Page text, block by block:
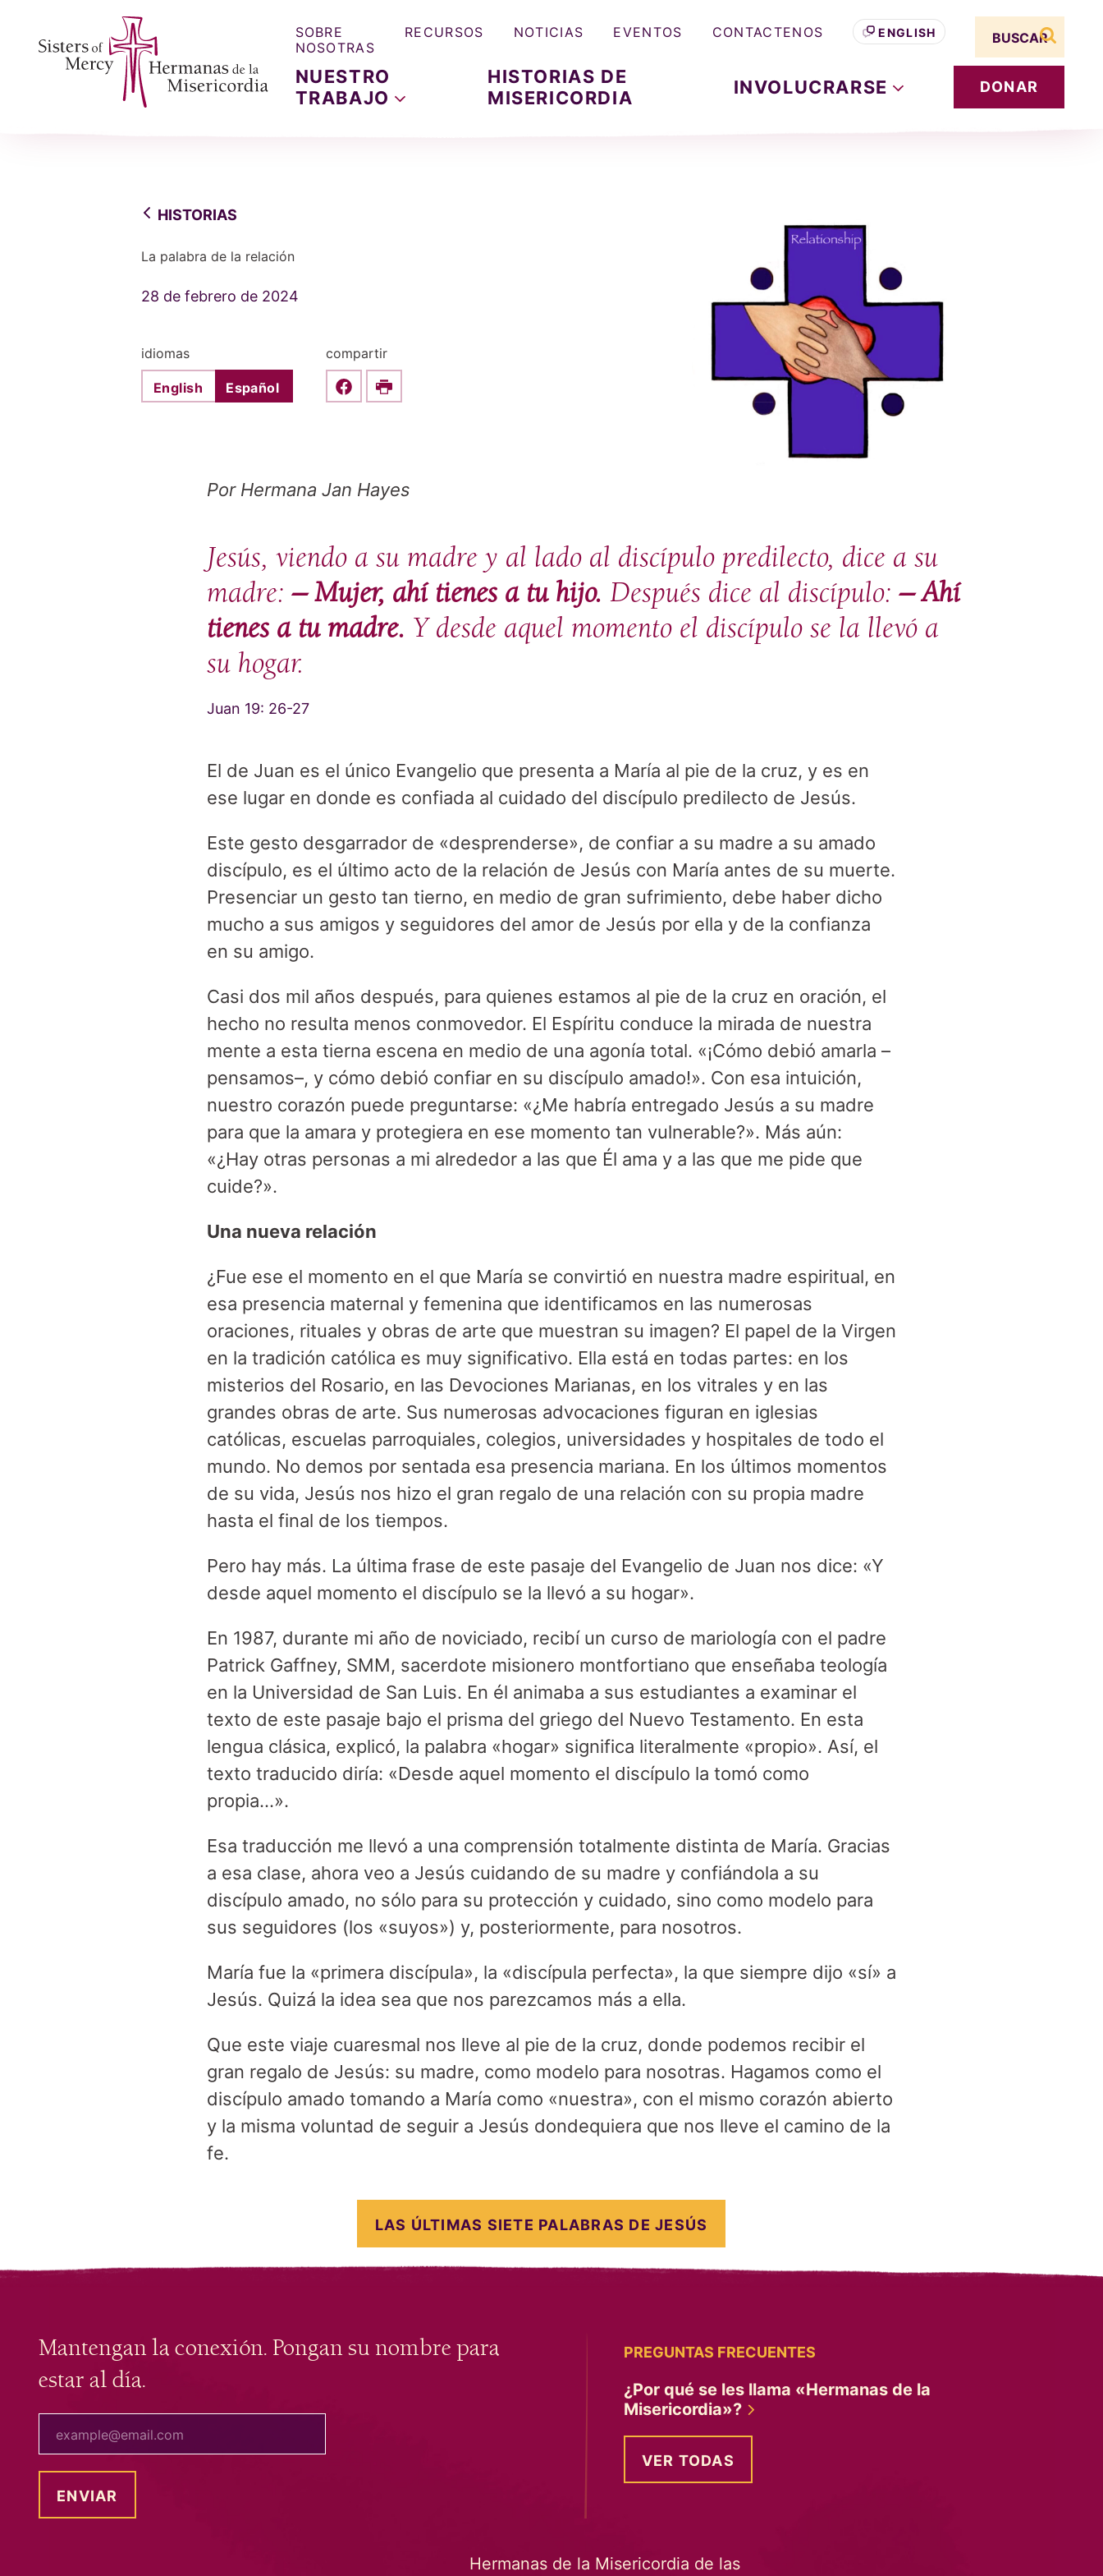
NUESTRO
TRABAJO
HISTORIAS DE
MISERICORDIA
INVOLUCRARSE DONAR
SOBRE
NOSOTRAS
RECURSOS NOTICIAS EVENTOS CONTACTENOS ENGLISH
Search term
buscar
HISTORIAS
La palabra de la relación
28 de febrero de 2024
idiomas
English Español
compartir
Share this on Facebook
Print
Por Hermana Jan Hayes
Jesús, viendo a su madre y al lado al discípulo predilecto, dice a su
madre:– Mujer, ahí tienes a tu hijo. Después dice al discípulo:– Ahí
tienes a tu madre. Y desde aquel momento el discípulo se la llevó a
su hogar.
Juan 19: 26-27
El de Juan es el único Evangelio que presenta a María al pie de la cruz, y es en
ese lugar en donde es confiada al cuidado del discípulo predilecto de Jesús.
Este gesto desgarrador de «desprenderse», de confiar a su madre a su amado
discípulo, es el último acto de la relación de Jesús con María antes de su muerte.
Presenciar un gesto tan tierno, en medio de gran sufrimiento, debe haber dicho
mucho a sus amigos y seguidores del amor de Jesús por ella y de la confianza
en su amigo.
Casi dos mil años después, para quienes estamos al pie de la cruz en oración, el
hecho no resulta menos conmovedor. El Espíritu conduce la mirada de nuestra
mente a esta tierna escena en medio de una agonía total. «¡Cómo debió amarla –
pensamos–, y cómo debió confiar en su discípulo amado!». Con esa intuición,
nuestro corazón puede preguntarse: «¿Me habría entregado Jesús a su madre
para que la amara y protegiera en ese momento tan vulnerable?». Más aún:
«¿Hay otras personas a mi alrededor a las que Él ama y a las que me pide que
cuide?».
Una nueva relación
¿Fue ese el momento en el que María se convirtió en nuestra madre espiritual, en
esa presencia maternal y femenina que identificamos en las numerosas
oraciones, rituales y obras de arte que muestran su imagen? El papel de la Virgen
en la tradición católica es muy significativo. Ella está en todas partes: en los
misterios del Rosario, en las Devociones Marianas, en los vitrales y en las
grandes obras de arte. Sus numerosas advocaciones figuran en iglesias
católicas, escuelas parroquiales, colegios, universidades y hospitales de todo el
mundo. No demos por sentada esa presencia mariana. En los últimos momentos
de su vida, Jesús nos hizo el gran regalo de una relación con su propia madre
hasta el final de los tiempos.
Pero hay más. La última frase de este pasaje del Evangelio de Juan nos dice: «Y
desde aquel momento el discípulo se la llevó a su hogar».
En 1987, durante mi año de noviciado, recibí un curso de mariología con el padre
Patrick Gaffney, SMM, sacerdote misionero montfortiano que enseñaba teología
en la Universidad de San Luis. En él animaba a sus estudiantes a examinar el
texto de este pasaje bajo el prisma del griego del Nuevo Testamento. En esta
lengua clásica, explicó, la palabra «hogar» significa literalmente «propio». Así, el
texto traducido diría: «Desde aquel momento el discípulo la tomó como
propia…».
Esa traducción me llevó a una comprensión totalmente distinta de María. Gracias
a esa clase, ahora veo a Jesús cuidando de su madre y confiándola a su
discípulo amado, no sólo para su protección y cuidado, sino como modelo para
sus seguidores (los «suyos») y, posteriormente, para nosotros.
María fue la «primera discípula», la «discípula perfecta», la que siempre dijo «sí» a
Jesús. Quizá la idea sea que nos parezcamos más a ella.
Que este viaje cuaresmal nos lleve al pie de la cruz, donde podemos recibir el
gran regalo de Jesús: su madre, como modelo para nosotras. Hagamos como el
discípulo amado tomando a María como «nuestra», con el mismo corazón abierto
y la misma voluntad de seguir a Jesús dondequiera que nos lleve el camino de la
fe.
LAS ÚLTIMAS SIETE PALABRAS DE JESÚS
Mantengan la conexión. Pongan su nombre para
estar al día.
PREGUNTAS FRECUENTES
¿Por qué se les llama «Hermanas de la
Misericordia»?
VER TODAS
Hermanas de la Misericordia de las